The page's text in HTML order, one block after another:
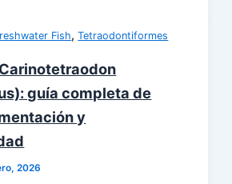
Fish,Tetraodontiformes
guía completa de
y
2026